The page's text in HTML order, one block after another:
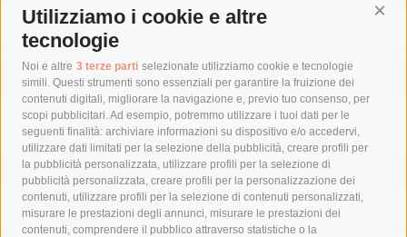
Utilizziamo i cookie e altre
tecnologie
Noi e altre 3 terze parti selezionate utilizziamo cookie e tecnologie
simili. Questi strumenti sono essenziali per garantire la fruizione dei
contenuti digitali, migliorare la navigazione e, previo tuo consenso, per
scopi pubblicitari. Ad esempio, potremmo utilizzare i tuoi dati per le
seguenti finalità: archiviare informazioni su dispositivo e/o accedervi,
utilizzare dati limitati per la selezione della pubblicità, creare profili per
la pubblicità personalizzata, utilizzare profili per la selezione di
pubblicità personalizzata, creare profili per la personalizzazione dei
contenuti, utilizzare profili per la selezione di contenuti personalizzati,
misurare le prestazioni degli annunci, misurare le prestazioni dei
contenuti, comprendere il pubblico attraverso statistiche o la
Tag
acqua allerta meteo
anas
area marina protetta di punta campanella
arresto
Asl Napoli 3 sud
capitaneria di porto capri
carabinieri
castellammare di stabia
circumvesuviana
comune di sorrento
concerto
contagi